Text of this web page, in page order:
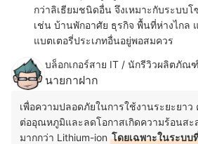
กว่าลิเธียมชนิดอื่น จึงเหมาะกับระบบ
เช่น บ้านพักอาศัย ธุรกิจ พื้นที่ห่างไกล
แบตเตอรี่ประเภทอื่นอยู่พอสมควร
บล็อกเกอร์สาย IT / นักรีวิวผลิตภัณ
นายกาฝาก
เพื่อความปลอดภัยในการใช้งานระยะยาว
ต่ออุณหภูมิและลดโอกาสเกิดความร้อนสะ
มากกว่า Lithium-ion โดยเฉพาะในระบบ